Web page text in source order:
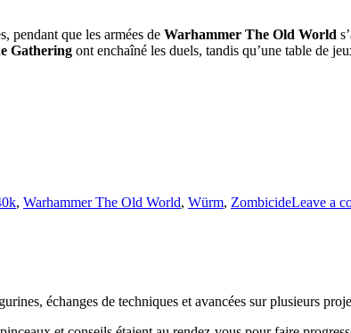
pendant que les armées de Warhammer The Old World
Gathering ont enchaîné les duels, tandis qu’une table de
, Warhammer The Old World, Würm, ZombicideLeave a
échanges de techniques et avancées sur plusieurs